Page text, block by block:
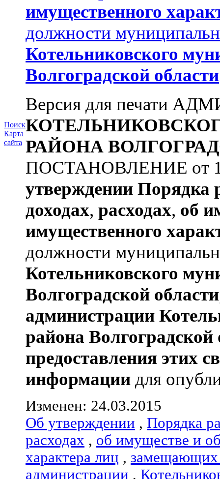
Поиск
Карта
сайта
имущественного
должности
Котельниковского
Волгоградской области
Версия для печати
РАЙОНА
ПОСТАНОВЛЕНИЕ от
утверждении Порядка
доходах, расходах, об
имущественного
должности
Котельниковского
Волгоградской области
администрации
района Волгоградской
предоставления этих
информации для
Изменен: 24.03.2015
Об утверждении , Порядка
расходах , об имуществе и
характера лиц , замещающих
администрации ,